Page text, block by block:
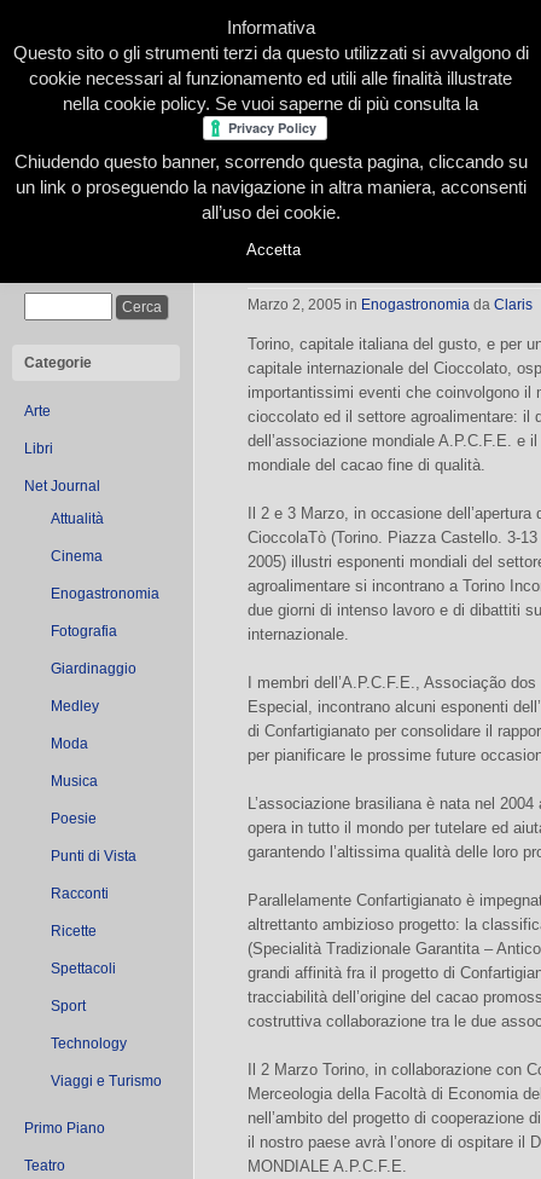
Home Presentazione Redazione Le nostre firme
Categorie
Arte
Libri
Net Journal
Attualità
Cinema
Enogastronomia
Fotografia
Giardinaggio
Medley
Moda
Musica
Poesie
Punti di Vista
Racconti
Ricette
Spettacoli
Sport
Technology
Viaggi e Turismo
Primo Piano
Teatro
Torino, capitale del cioccolato
Marzo 2, 2005 in Enogastronomia da Claris
Torino, capitale italiana del gusto, e per
capitale internazionale del Cioccolato,
importantissimi eventi che coinvolgono il
cioccolato ed il settore agroalimentare: il
dell’associazione mondiale A.P.C.F.E. e
mondiale del cacao fine di qualità.
Il 2 e 3 Marzo, in occasione dell’apertura
CioccolaTò (Torino. Piazza Castello. 3-
2005) illustri esponenti mondiali del
agroalimentare si incontrano a Torino
due giorni di intenso lavoro e di dibattiti
internazionale.
I membri dell’A.P.C.F.E., Associação
Especial, incontrano alcuni esponenti
di Confartigianato per consolidare il
per pianificare le prossime future
L’associazione brasiliana è nata nel
opera in tutto il mondo per tutelare ed
garantendo l’altissima qualità delle loro
Parallelamente Confartigianato è
altrettanto ambizioso progetto: la
(Specialità Tradizionale Garantita –
grandi affinità fra il progetto di
tracciabilità dell’origine del cacao
costruttiva collaborazione tra le due
Il 2 Marzo Torino, in collaborazione con
Merceologia della Facoltà di Economia
nell’ambito del progetto di cooperazione
il nostro paese avrà l’onore di ospitare il
MONDIALE A.P.C.F.E.
Informativa
Questo sito o gli strumenti terzi da questo utilizzati si avvalgono di
cookie necessari al funzionamento ed utili alle finalità illustrate
nella cookie policy. Se vuoi saperne di più consulta la
Chiudendo questo banner, scorrendo questa pagina, cliccando su
un link o proseguendo la navigazione in altra maniera, acconsenti
all’uso dei cookie.
Accetta